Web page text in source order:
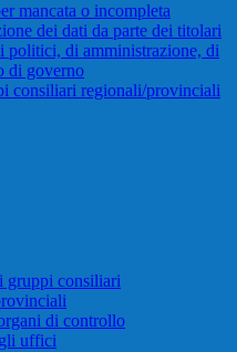
mancata o incompleta
dei dati da parte dei titolari
politici, di amministrazione, di
di governo
consiliari regionali/provinciali
gruppi consiliari
di controllo
uffici